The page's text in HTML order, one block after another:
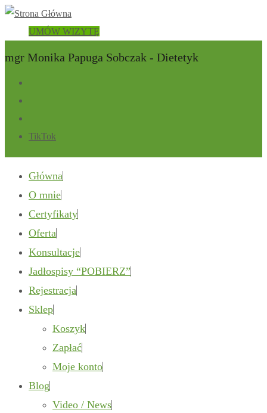
UMÓW WIZYTĘ
mgr Monika Papuga Sobczak - Dietetyk
TikTok
Główna
O mnie
Certyfikaty
Oferta
Konsultacje
Jadłospisy “POBIERZ”
Rejestracja
Sklep
Koszyk
Zapłać
Moje konto
Blog
Video / News